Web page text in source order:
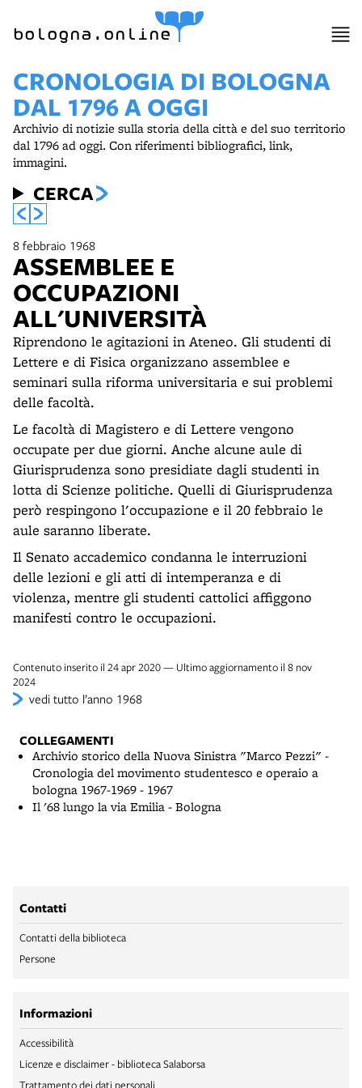
bologna.online
CRONOLOGIA DI BOLOGNA
DAL 1796 A OGGI
Archivio di notizie sulla storia della città e del suo territorio
dal 1796 ad oggi. Con riferimenti bibliografici, link,
immagini.
CERCA
8 febbraio 1968
ASSEMBLEE E
OCCUPAZIONI
ALL'UNIVERSITÀ
Riprendono le agitazioni in Ateneo. Gli studenti di
Lettere e di Fisica organizzano assemblee e
seminari sulla riforma universitaria e sui problemi
delle facoltà.
Le facoltà di Magistero e di Lettere vengono
occupate per due giorni. Anche alcune aule di
Giurisprudenza sono presidiate dagli studenti in
lotta di Scienze politiche. Quelli di Giurisprudenza
però respingono l'occupazione e il 20 febbraio le
aule saranno liberate.
Il Senato accademico condanna le interruzioni
delle lezioni e gli atti di intemperanza e di
violenza, mentre gli studenti cattolici affiggono
manifesti contro le occupazioni.
Contenuto inserito il 24 apr 2020 — Ultimo aggiornamento il 8 nov
2024
vedi tutto l’anno 1968
COLLEGAMENTI
Archivio storico della Nuova Sinistra "Marco Pezzi" -
Cronologia del movimento studentesco e operaio a
bologna 1967-1969 - 1967
Il '68 lungo la via Emilia - Bologna
Contatti
Contatti della biblioteca
Persone
Informazioni
Accessibilità
Licenze e disclaimer - biblioteca Salaborsa
Trattamento dei dati personali